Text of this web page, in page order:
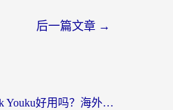
后一篇文章 →
ChickCN和Unblock Youku好用吗？海外党亲测3款回国加速器，附iOS免费选择指南